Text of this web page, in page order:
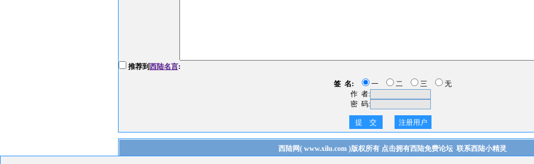
推荐到西陆名言:
签 名: 一 二 三
无
作 者:
密 码:
注册用户
提 交
西陆网(www.xilu.com )版权所有 点击拥有西陆免费论坛 联系西陆小精灵